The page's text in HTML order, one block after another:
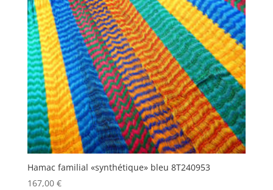
Hamac familial «synthétique» bleu 8T240953
167,00 €